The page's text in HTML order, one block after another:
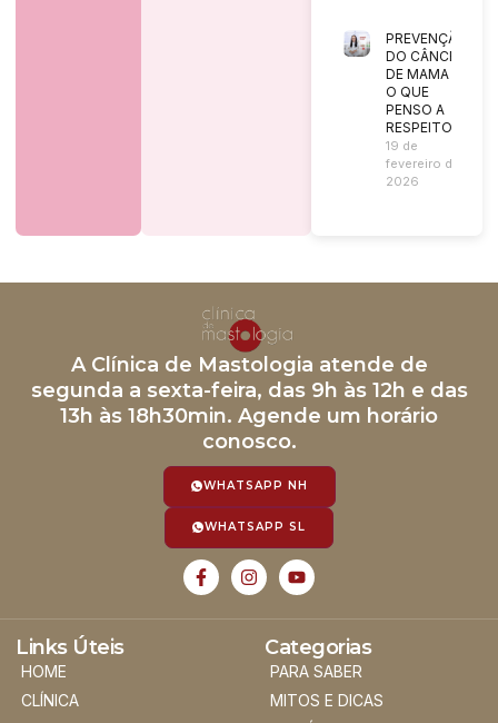
PREVENÇÃO
DO CÂNCER
DE MAMA |
O QUE
PENSO A
RESPEITO?
19 de
fevereiro de
2026
A Clínica de Mastologia atende de
segunda a sexta-feira, das 9h às 12h e das
13h às 18h30min. Agende um horário
conosco.
WHATSAPP NH
WHATSAPP SL
Links Úteis
HOME
CLÍNICA
Categorias
PARA SABER
MITOS E DICAS